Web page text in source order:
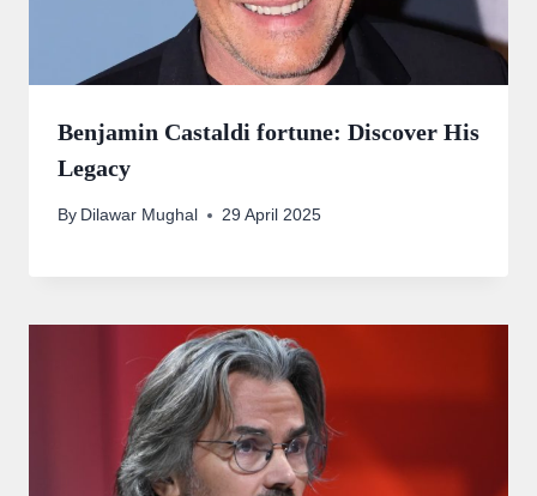
Benjamin Castaldi fortune: Discover His
Legacy
By Dilawar Mughal 29 April 2025